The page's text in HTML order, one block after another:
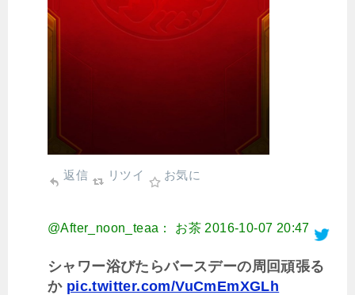
返信 リツイ お気に
@After_noon_teaa： お茶 2016-10-07 20:47
シャワー浴びたらバースデーの周回頑張る
か pic.twitter.com/VuCmEmXGLh